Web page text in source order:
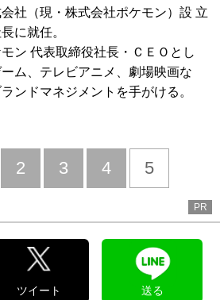
社（現・株式会社ポケモン）設 立
締役社長に就任。
ン 代表取締役社長・ＣＥＯとし
ム、テレビアニメ、劇場映画な
ンドマネジメントを手がける。
2 3 4 5
PR
ツイート 送る